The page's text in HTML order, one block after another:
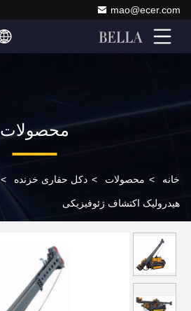
mao@ecer.com
محصولات
خانه > محصولات > دکل حفاری خزنده >
هیدرولیک اکتشاف ژئوفیزیکی